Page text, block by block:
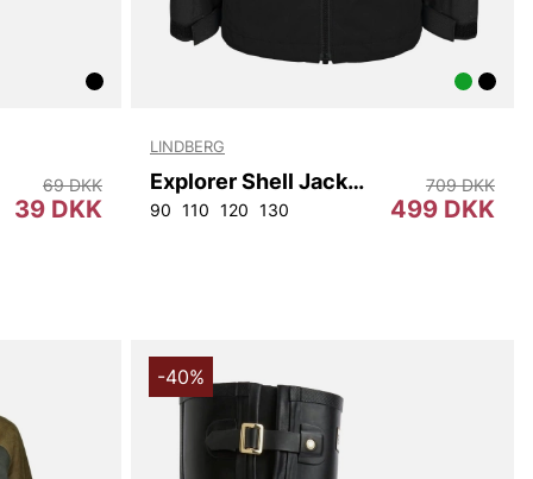
39 DKK
69 DKK
LINDBERG
Explorer Shell Jacket
90 110 120 130 499 DKK
709 DKK
-40%